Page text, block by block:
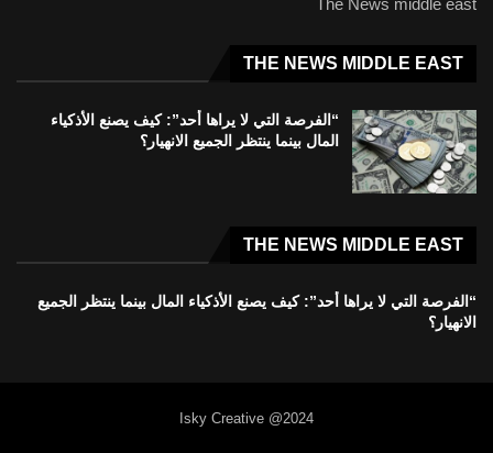
The News middle east
THE NEWS MIDDLE EAST
“الفرصة التي لا يراها أحد”: كيف يصنع الأذكياء
المال بينما ينتظر الجميع الانهيار؟
THE NEWS MIDDLE EAST
“الفرصة التي لا يراها أحد”: كيف يصنع الأذكياء المال بينما ينتظر الجميع
الانهيار؟
Isky Creative @2024